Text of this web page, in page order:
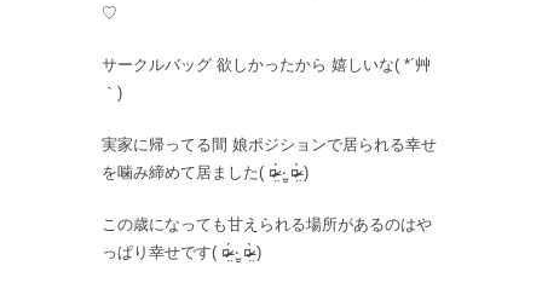
♡
サークルバッグ 欲しかったから 嬉しいな( *´艸
｀)
実家に帰ってる間 娘ポジションで居られる幸せ
を噛み締めて居ました( ¤̴̶̷̤́ ‧̫̮ ¤̴̶̷̤̀ )
この歳になっても甘えられる場所があるのはや
っぱり幸せです( ¤̴̶̷̤́ ‧̫̮ ¤̴̶̷̤̀ )